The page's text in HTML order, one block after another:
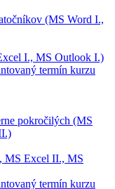
I., MS Outlook I.)
MS Excel II., MS